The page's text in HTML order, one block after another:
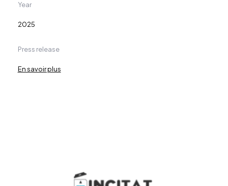
Year
2025
Press release
En savoir plus